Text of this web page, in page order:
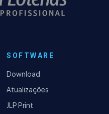
SOFTWARE
Download
Atualizações
JLP Print